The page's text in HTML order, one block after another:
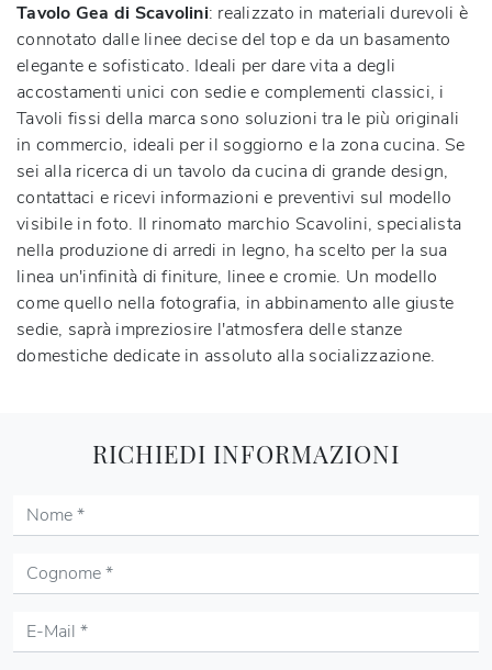
Tavolo Gea di Scavolini: realizzato in materiali durevoli è
connotato dalle linee decise del top e da un basamento
elegante e sofisticato. Ideali per dare vita a degli
accostamenti unici con sedie e complementi classici, i
Tavoli fissi della marca sono soluzioni tra le più originali
in commercio, ideali per il soggiorno e la zona cucina. Se
sei alla ricerca di un tavolo da cucina di grande design,
contattaci e ricevi informazioni e preventivi sul modello
visibile in foto. Il rinomato marchio Scavolini, specialista
nella produzione di arredi in legno, ha scelto per la sua
linea un'infinità di finiture, linee e cromie. Un modello
come quello nella fotografia, in abbinamento alle giuste
sedie, saprà impreziosire l'atmosfera delle stanze
domestiche dedicate in assoluto alla socializzazione.
RICHIEDI INFORMAZIONI